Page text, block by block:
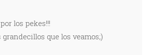
los pekes!!!
grandecillos que los veamos;)